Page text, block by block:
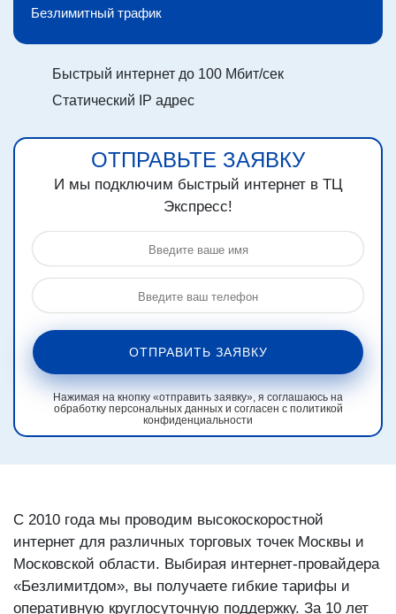
Безлимитный трафик
Быстрый интернет до 100 Мбит/сек
Статический IP адрес
ОТПРАВЬТЕ ЗАЯВКУ
И мы подключим быстрый интернет в ТЦ
Экспресс!
ОТПРАВИТЬ ЗАЯВКУ
Нажимая на кнопку «отправить заявку», я соглашаюсь на
обработку персональных данных и согласен с политикой
конфиденциальности
С 2010 года мы проводим высокоскоростной
интернет для различных торговых точек Москвы и
Московской области. Выбирая интернет-провайдера
«Безлимитдом», вы получаете гибкие тарифы и
оперативную круглосуточную поддержку. За 10 лет